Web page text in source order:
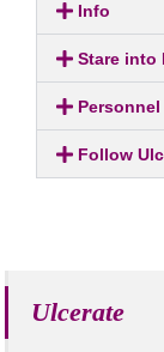
Info
Stare into
Personnel
Follow
Ulcerate